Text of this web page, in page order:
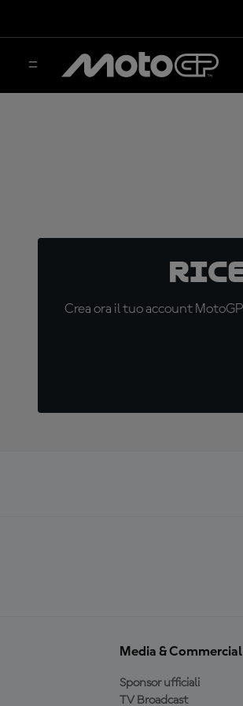
Crea ora il tuo account
Media & Commercial
Sponsor ufficiali
TV Broadcast